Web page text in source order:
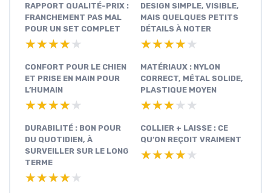
RAPPORT QUALITÉ-PRIX :
FRANCHEMENT PAS MAL
POUR UN SET COMPLET
★★★★★
★★★★★
DESIGN SIMPLE, VISIBLE,
MAIS QUELQUES PETITS
DÉTAILS À NOTER
★★★★★
★★★★★
CONFORT POUR LE CHIEN
ET PRISE EN MAIN POUR
L’HUMAIN
★★★★★
★★★★★
MATÉRIAUX : NYLON
CORRECT, MÉTAL SOLIDE,
PLASTIQUE MOYEN
★★★★★
★★★★★
DURABILITÉ : BON POUR
DU QUOTIDIEN, À
SURVEILLER SUR LE LONG
TERME
★★★★★
★★★★★
COLLIER + LAISSE : CE
QU’ON REÇOIT VRAIMENT
★★★★★
★★★★★